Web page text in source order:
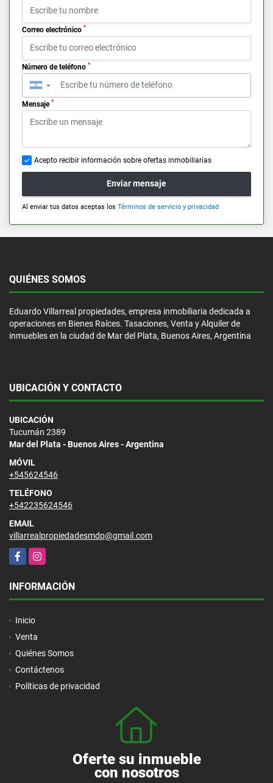
Correo electrónico *
Número de teléfono *
▼
Mensaje *
Acepto recibir información sobre ofertas inmobiliarias
Enviar mensaje
Al enviar tus datos aceptas los Términos de servicio y privacidad
QUIÉNES SOMOS
Eduardo Villarreal propiedades, empresa inmobiliaria dedicada a
operaciones en Bienes Raíces. Tasaciones, Venta y Alquiler de
inmuebles en la ciudad de Mar del Plata, Buenos Aires, Argentina
UBICACIÓN Y CONTACTO
UBICACIÓN
Tucumán 2389
Mar del Plata - Buenos Aires - Argentina
MÓVIL
+545624546
TELÉFONO
+542235624546
EMAIL
villarrealpropiedadesmdp@gmail.com
FacebookInstagram
INFORMACIÓN
Inicio
Venta
Quiénes Somos
Contáctenos
Políticas de privacidad
Oferte su inmueble
con nosotros